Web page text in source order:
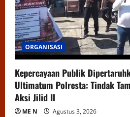
ORGANISASI
Kepercayaan Publik
Ultimatum Polresta: Tindak
Aksi Jilid II
ME N Agustus 3, 2026